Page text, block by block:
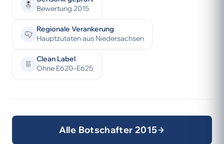
Bewertung 2015
Regionale Verankerung
Hauptzutaten aus Niedersachsen
Clean Label
Ohne E620–E625
Alle Botschafter 2015